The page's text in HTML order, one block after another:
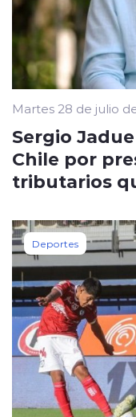
Martes 28 de julio
Sergio
Chile por
tributarios
Deportes